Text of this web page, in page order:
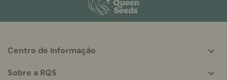
info
Centro de Informação
Sobre a RQS